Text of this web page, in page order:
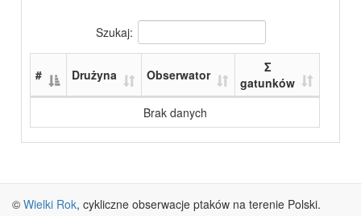
Szukaj:
# Drużyna Obserwator
Σ
gatunków
Brak danych
© Wielki Rok, cykliczne obserwacje ptaków na terenie Polski.